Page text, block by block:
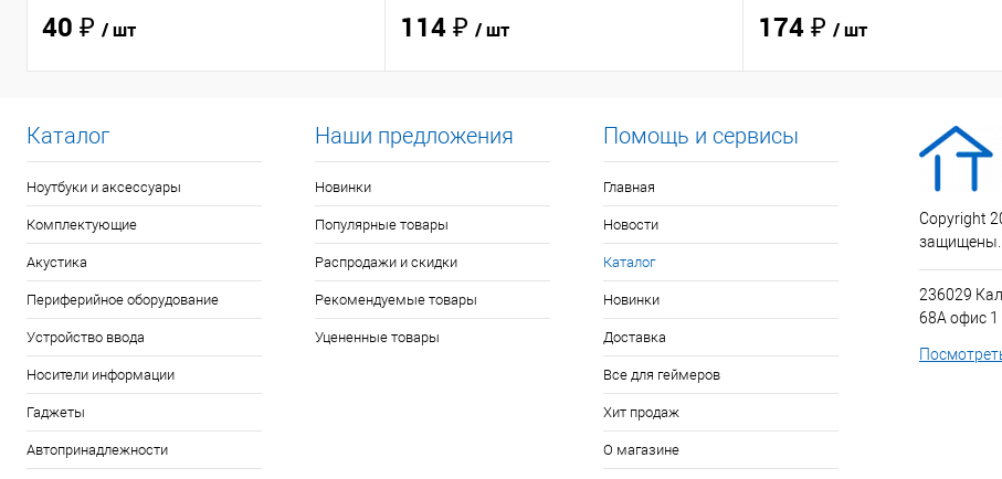
40 ₽ / шт 114 ₽ / шт 174 ₽ / шт
Каталог
Ноутбуки и аксессуары
Комплектующие
Акустика
Периферийное оборудование
Устройство ввода
Носители информации
Гаджеты
Автопринадлежности
Наши предложения
Новинки
Популярные товары
Распродажи и скидки
Рекомендуемые товары
Уцененные товары
Помощь и сервисы
Главная
Новости
Каталог
Новинки
Доставка
Все для геймеров
Хит продаж
О магазине
Copyright
защищены.
236029
68А офис 1